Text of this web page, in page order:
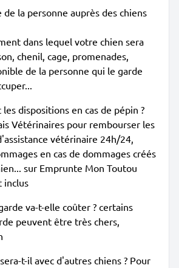
la personne auprès des chiens
dans lequel votre chien sera
chenil, cage, promenades,
de la personne qui le garde
dispositions en cas de pépin ?
Vétérinaires pour rembourser les
vétérinaire 24h/24,
en cas de dommages créés
sur Emprunte Mon Toutou
inclus
va-t-elle coûter ? certains
peuvent être très chers,
t-il avec d'autres chiens ? Pour